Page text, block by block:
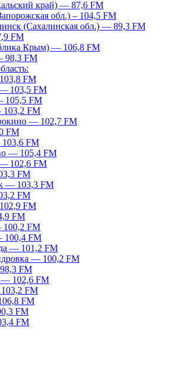
край) — 87,6 FM
обл.) – 104,5 FM
(Сахалинская обл.) — 89,3 FM
FM
Крым) — 106,8 FM
98,3 FM
FM
103,5 FM
105,5 FM
FM
— 102,7 FM
FM
FM
— 105,4 FM
102,6 FM
FM
— 103,3 FM
FM
FM
FM
100,2 FM
FM
— 101,2 FM
— 100,2 FM
FM
— 102,6 FM
FM
FM
FM
FM